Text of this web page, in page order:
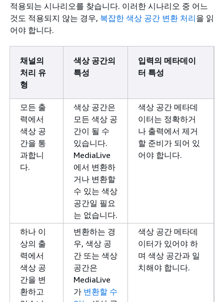
적용되는 시나리오를 찾습니다. 이러한 시나리오 중 어느
것도 적용되지 않는 경우, 복잡한 색상 공간 변환 처리을 읽
어야 합니다.
채널의
처리 유
형
색상 공간의
특성
입력의 메타데이
터 특성
모든 출
력에서
색상 공
간을 통
과합니
다.
색상 공간은
모든 색상 공
간이 될 수
있습니다.
MediaLive
에서 변환하
거나 변환할
수 있는 색상
공간일 필요
는 없습니다.
색상 공간 메타데
이터는 정확하거
나 출력에서 제거
할 준비가 되어 있
어야 합니다.
하나 이
상의 출
력에서
색상 공
간을 변
환하고
변환하는 경
우, 색상 공
간 또는 색상
공간은
MediaLive
가 변환할 수
색상 공간 메타데
이터가 있어야 하
며 색상 공간과 일
치해야 합니다.